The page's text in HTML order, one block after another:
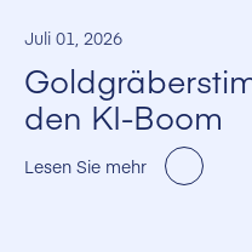
Juli 01, 2026
den KI-Boom
Lesen Sie mehr